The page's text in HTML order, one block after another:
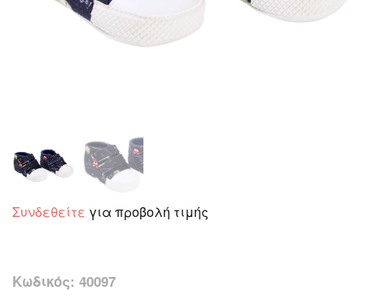
Συνδεθείτε για προβολή τιμής
Κωδικός: 40097